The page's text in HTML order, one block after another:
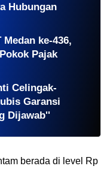
Hubungan
ke-436,
Pajak
Celingak-
Garansi
Dijawab''
berada di level Rp